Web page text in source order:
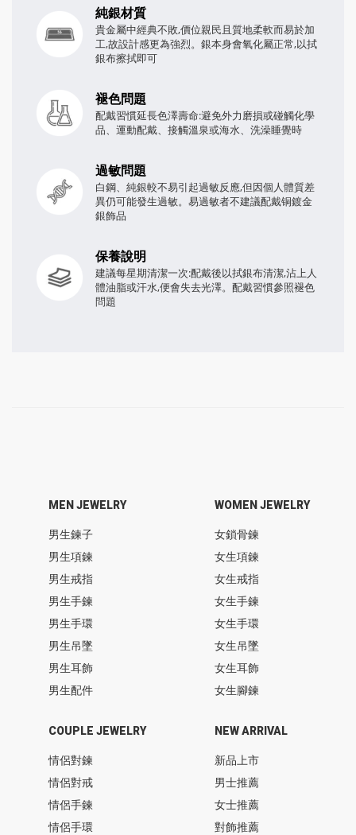
純銀材質
貴金屬中經典不敗,價位親民且質地柔軟而易於加
工,故設計感更為強烈。銀本身會氧化屬正常,以拭
銀布擦拭即可
褪色問題
配戴習慣延長色澤壽命:避免外力磨損或碰觸化學
品、運動配戴、接觸溫泉或海水、洗澡睡覺時
過敏問題
白鋼、純銀較不易引起過敏反應,但因個人體質差
異仍可能發生過敏。易過敏者不建議配戴铜鍍金
銀飾品
保養說明
建議每星期清潔一次:配戴後以拭銀布清潔,沾上人
體油脂或汗水,便會失去光澤。配戴習慣參照褪色
問題
MEN JEWELRY
男生鍊子
男生項鍊
男生戒指
男生手鍊
男生手環
男生吊墜
男生耳飾
男生配件
WOMEN JEWELRY
女鎖骨鍊
女生項鍊
女生戒指
女生手鍊
女生手環
女生吊墜
女生耳飾
女生腳鍊
COUPLE JEWELRY
情侶對鍊
情侶對戒
情侶手鍊
情侶手環
NEW ARRIVAL
新品上市
男士推薦
女士推薦
對飾推薦